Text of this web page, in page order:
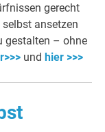
gerecht
ansetzen
gestalten – ohne
und hier >>>